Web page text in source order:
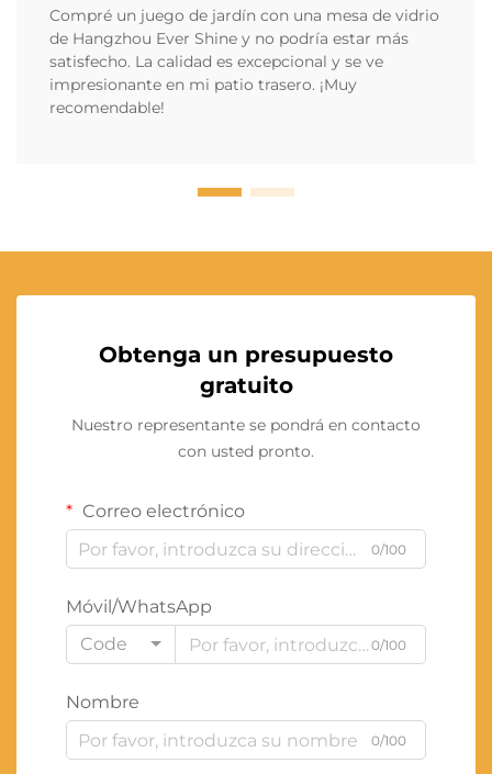
Compré un juego de jardín con una mesa de vidrio
de Hangzhou Ever Shine y no podría estar más
satisfecho. La calidad es excepcional y se ve
impresionante en mi patio trasero. ¡Muy
recomendable!
Obtenga un presupuesto
gratuito
Nuestro representante se pondrá en contacto
con usted pronto.
Correo electrónico
0/100
Móvil/WhatsApp
Code
0/100
Nombre
0/100